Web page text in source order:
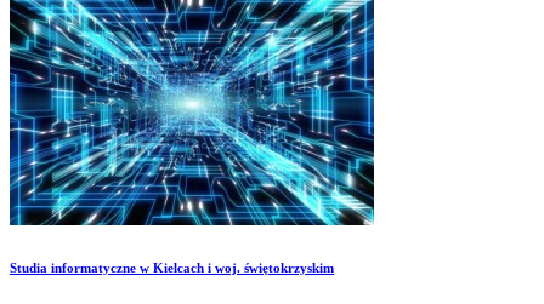
Studia informatyczne w Kielcach i woj. świętokrzyskim